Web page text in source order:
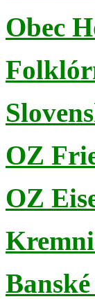
Obec
OZ
OZ